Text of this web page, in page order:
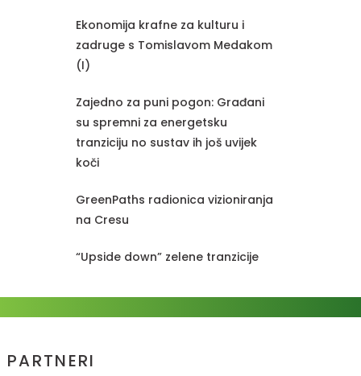
Ekonomija krafne za kulturu i
zadruge s Tomislavom Medakom
(I)
Zajedno za puni pogon: Građani
su spremni za energetsku
tranziciju no sustav ih još uvijek
koči
GreenPaths radionica vizioniranja
na Cresu
“Upside down” zelene tranzicije
PARTNERI